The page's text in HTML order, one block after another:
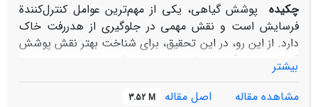
چکیده
پوشش گیاهی، یکی از مهم‌ترین عوامل کنترل‌کنندة
فرسایش‌ است و نقش مهمی در جلوگیری از هدررفت خاک
دارد. از این رو، در این تحقیق، برای شناخت بهتر نقش پوشش
گیاهی در برآورد میزان هدررفت خاک و رسوب در برخی
واحدهای سنگی مراتع ییلاقی حوضة نوررود در استان
مازندران از یک باران‌ساز قابل حمل در صحرا استفاده شد. با
بیشتر
مشاهده مقاله
اصل مقاله 3.52 M